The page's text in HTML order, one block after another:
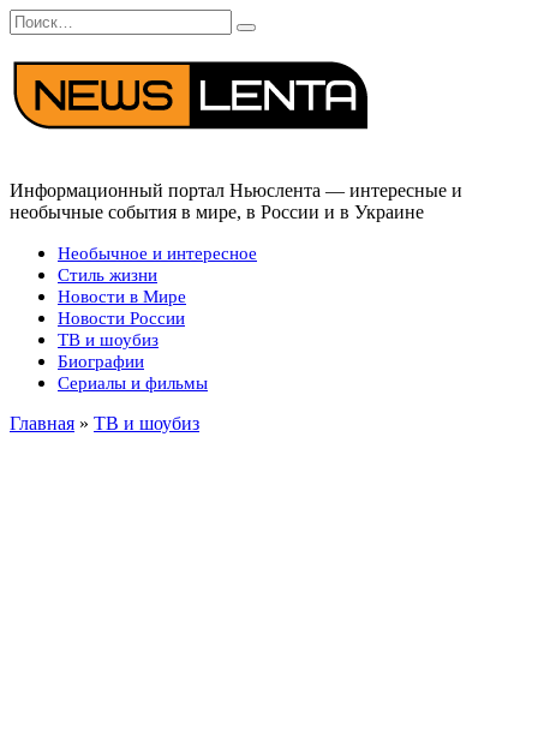
Перейти
к
содержанию
Search
for:
Информационный портал Ньюслента — интересные и
необычные события в мире, в России и в Украине
Необычное и интересное
Стиль жизни
Новости в Мире
Новости России
ТВ и шоубиз
Биографии
Сериалы и фильмы
Главная » ТВ и шоубиз